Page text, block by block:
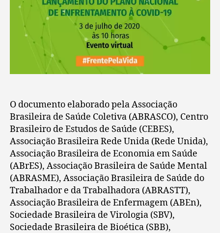
O documento elaborado pela Associação
Brasileira de Saúde Coletiva (ABRASCO), Centro
Brasileiro de Estudos de Saúde (CEBES),
Associação Brasileira Rede Unida (Rede Unida),
Associação Brasileira de Economia em Saúde
(ABrES), Associação Brasileira de Saúde Mental
(ABRASME), Associação Brasileira de Saúde do
Trabalhador e da Trabalhadora (ABRASTT),
Associação Brasileira de Enfermagem (ABEn),
Sociedade Brasileira de Virologia (SBV),
Sociedade Brasileira de Bioética (SBB),